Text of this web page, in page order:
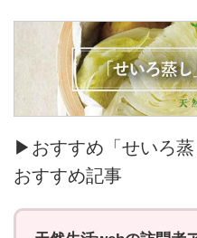
▶おすすめ「せいろ
おすすめ記事